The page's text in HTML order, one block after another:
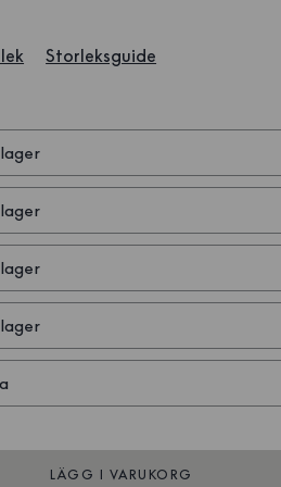
Storleksguide
LÄGG I VARUKORG